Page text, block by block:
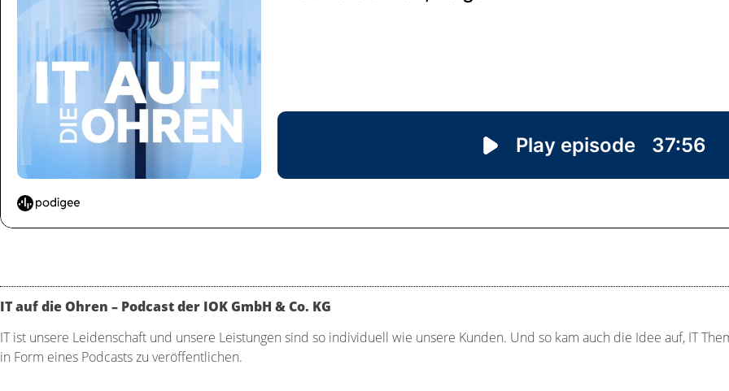
IT auf die Ohren – Podcast der IOK GmbH & Co. KG
IT ist unsere Leidenschaft und unsere Leistungen sind so individuell wie unsere Kunden. Und so kam auch die Idee auf, IT
in Form eines Podcasts zu veröffentlichen.